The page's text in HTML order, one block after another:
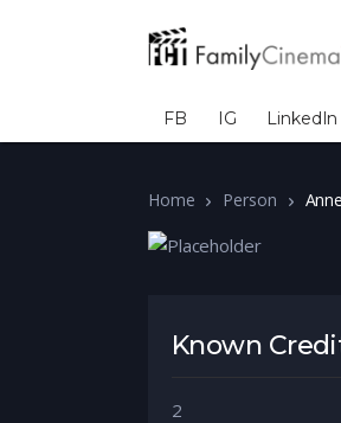
FB IG LinkedIn
Home Person
Known
2